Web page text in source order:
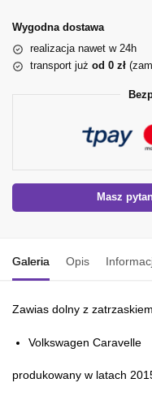
Wygodna dostawa
realizacja nawet w 24h
transport już od 0 zł
Masz
Galeria Opis
Zawias dolny z
Volkswagen Caravelle
produkowany w latach